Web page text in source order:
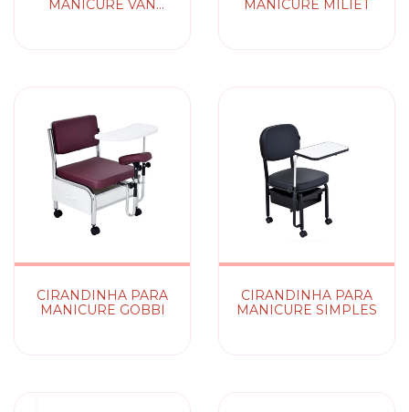
MANICURE VAN
MANICURE MILIET
CIRANDINHA PARA
MANICURE GOBBI
CIRANDINHA PARA
MANICURE SIMPLES